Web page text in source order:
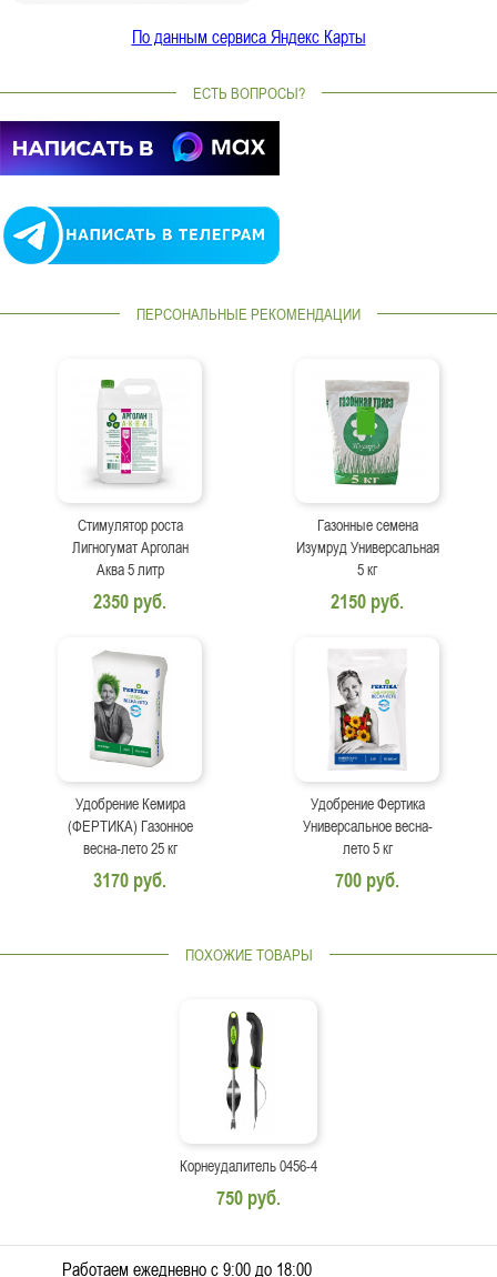
По данным сервиса Яндекс Карты
ЕСТЬ ВОПРОСЫ?
ПЕРСОНАЛЬНЫЕ РЕКОМЕНДАЦИИ
Стимулятор роста
Лигногумат Арголан
Аква 5 литр
2350 руб.
Газонные семена
Изумруд Универсальная
5 кг
2150 руб.
Удобрение Кемира
(ФЕРТИКА) Газонное
весна-лето 25 кг
3170 руб.
Удобрение Фертика
Универсальное весна-
лето 5 кг
700 руб.
ПОХОЖИЕ ТОВАРЫ
Корнеудалитель 0456-4
750 руб.
Работаем ежедневно c 9:00 до 18:00